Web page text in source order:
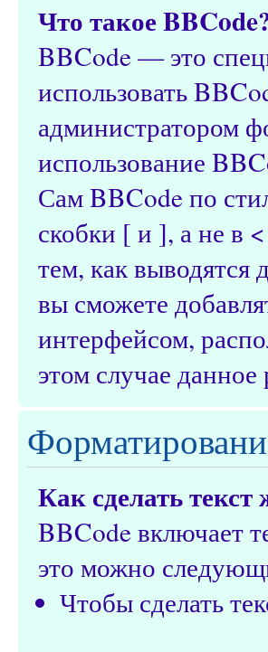
Что такое
BBCode — это
использовать
администратором
использование
Сам BBCode по
скобки [ и ], а не в
тем, как
вы сможете
интерфейсом,
этом случае
Как сделать
BBCode включает
это можно
Чтобы сделать